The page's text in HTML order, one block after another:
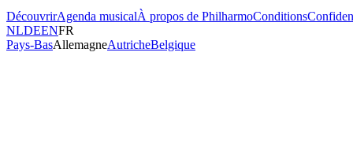
DécouvrirAgenda musicalÀ propos de PhilharmoConditions
NLDEENFR
Pays-BasAllemagneAutricheBelgique